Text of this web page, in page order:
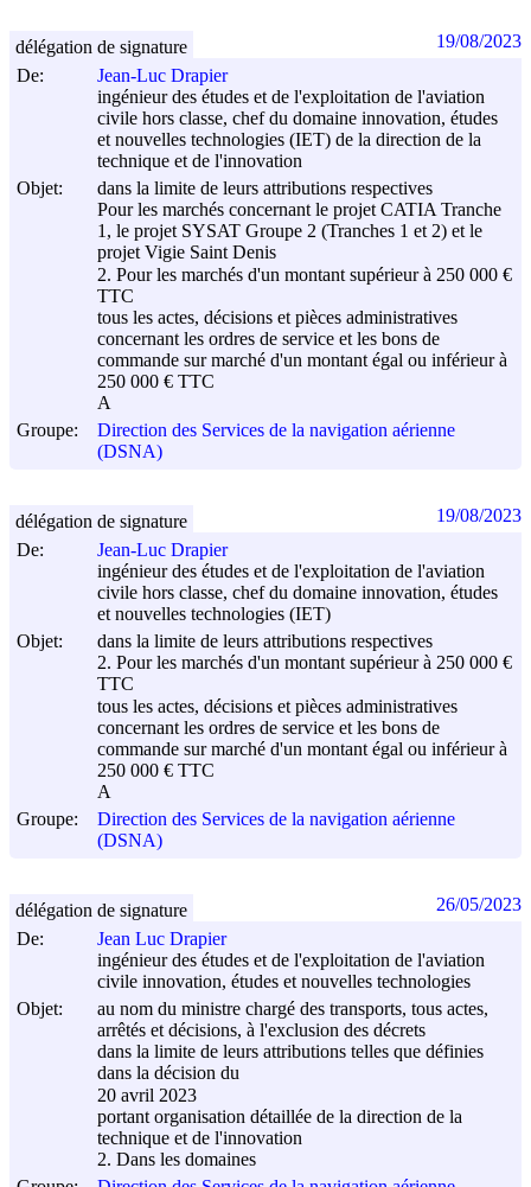
De:
Jean-Luc Drapier
ingénieur des études et de l'exploitation de l'aviation
civile hors classe, chef du domaine innovation, études
et nouvelles technologies (IET) de la direction de la
technique et de l'innovation
Objet:
dans la limite de leurs attributions respectives
Pour les marchés concernant le projet CATIA Tranche
1, le projet SYSAT Groupe 2 (Tranches 1 et 2) et le
projet Vigie Saint Denis
2. Pour les marchés d'un montant supérieur à 250 000 €
TTC
tous les actes, décisions et pièces administratives
concernant les ordres de service et les bons de
commande sur marché d'un montant égal ou inférieur à
250 000 € TTC
A
Groupe:
Direction des Services de la navigation aérienne
(DSNA)
délégation de signature 19/08/2023
De:
Jean-Luc Drapier
ingénieur des études et de l'exploitation de l'aviation
civile hors classe, chef du domaine innovation, études
et nouvelles technologies (IET)
Objet:
dans la limite de leurs attributions respectives
2. Pour les marchés d'un montant supérieur à 250 000 €
TTC
tous les actes, décisions et pièces administratives
concernant les ordres de service et les bons de
commande sur marché d'un montant égal ou inférieur à
250 000 € TTC
A
Groupe:
Direction des Services de la navigation aérienne
(DSNA)
délégation de signature 19/08/2023
De:
Jean Luc Drapier
ingénieur des études et de l'exploitation de l'aviation
civile innovation, études et nouvelles technologies
Objet:
au nom du ministre chargé des transports, tous actes,
arrêtés et décisions, à l'exclusion des décrets
dans la limite de leurs attributions telles que définies
dans la décision du
20 avril 2023
portant organisation détaillée de la direction de la
technique et de l'innovation
2. Dans les domaines
délégation de signature 26/05/2023